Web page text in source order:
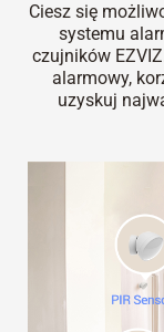
Ciesz się
systemu
czujników
alarmowy,
uzyskuj